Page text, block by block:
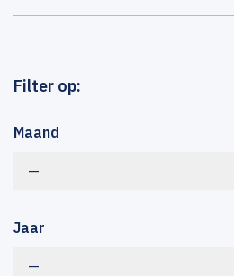
Filter op:
Maand
—
Jaar
—